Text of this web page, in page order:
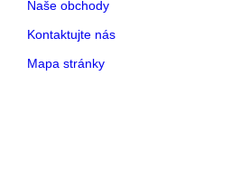
Naše obchody
Kontaktujte nás
Mapa stránky